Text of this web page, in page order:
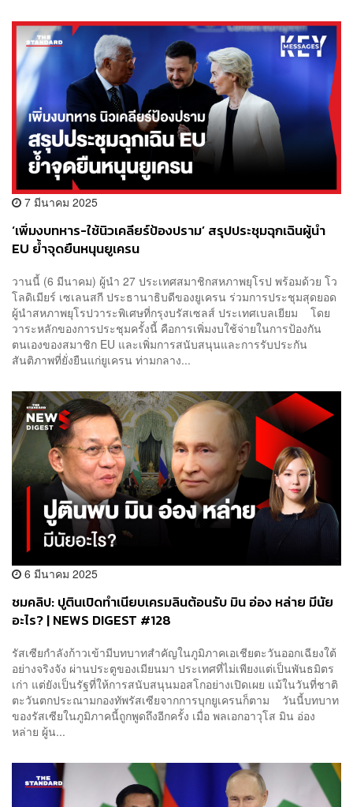
7 มีนาคม 2025
‘เพิ่มงบทหาร-ใช้นิวเคลียร์ป้องปราม’ สรุปประชุมฉุกเฉินผู้นำ
EU ย้ำจุดยืนหนุนยูเครน
วานนี้ (6 มีนาคม) ผู้นำ 27 ประเทศสมาชิกสหภาพยุโรป พร้อมด้วย โว
โลดิเมียร์ เซเลนสกี ประธานาธิบดีของยูเครน ร่วมการประชุมสุดยอด
ผู้นำสหภาพยุโรปวาระพิเศษที่กรุงบรัสเซลส์ ประเทศเบลเยียม โดย
วาระหลักของการประชุมครั้งนี้ คือการเพิ่มงบใช้จ่ายในการป้องกัน
ตนเองของสมาชิก EU และเพิ่มการสนับสนุนและการรับประกัน
สันติภาพที่ยั่งยืนแก่ยูเครน ท่ามกลาง...
6 มีนาคม 2025
ชมคลิป: ปูตินเปิดทำเนียบเครมลินต้อนรับ มิน อ่อง หล่าย มีนัย
อะไร? | NEWS DIGEST #128
รัสเซียกำลังก้าวเข้ามีบทบาทสำคัญในภูมิภาคเอเชียตะวันออกเฉียงใต้
อย่างจริงจัง ผ่านประตูของเมียนมา ประเทศที่ไม่เพียงแต่เป็นพันธมิตร
เก่า แต่ยังเป็นรัฐที่ให้การสนับสนุนมอสโกอย่างเปิดเผย แม้ในวันที่ชาติ
ตะวันตกประณามกองทัพรัสเซียจากการบุกยูเครนก็ตาม วันนี้บทบาท
ของรัสเซียในภูมิภาคนี้ถูกพูดถึงอีกครั้ง เมื่อ พลเอกอาวุโส มิน อ่อง
หล่าย ผู้น...